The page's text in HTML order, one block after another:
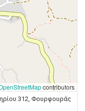
contributors
312, Φουρφουράς